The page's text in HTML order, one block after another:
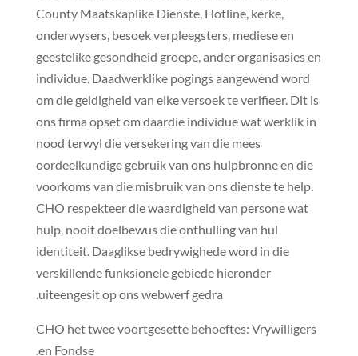
County Maatskaplike Dienste, Hotline, kerke,
onderwysers, besoek verpleegsters, mediese en
geestelike gesondheid groepe, ander organisasies en
individue. Daadwerklike pogings aangewend word
om die geldigheid van elke versoek te verifieer. Dit is
ons firma opset om daardie individue wat werklik in
nood terwyl die versekering van die mees
oordeelkundige gebruik van ons hulpbronne en die
voorkoms van die misbruik van ons dienste te help.
CHO respekteer die waardigheid van persone wat
hulp, nooit doelbewus die onthulling van hul
identiteit. Daaglikse bedrywighede word in die
verskillende funksionele gebiede hieronder
uiteengesit op ons webwerf gedra.
CHO het twee voortgesette behoeftes: Vrywilligers
en Fondse.